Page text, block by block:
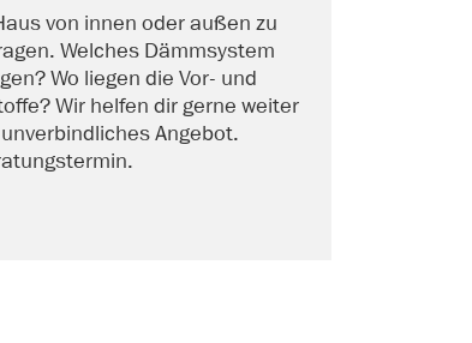
von innen oder außen zu
Welches Dämmsystem
Wo liegen die Vor- und
Wir helfen dir gerne weiter
Angebot.